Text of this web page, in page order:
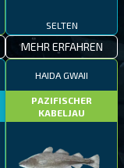
SELTEN
MEHR ERFAHREN
HAIDA GWAII
PAZIFISCHER
KABELJAU